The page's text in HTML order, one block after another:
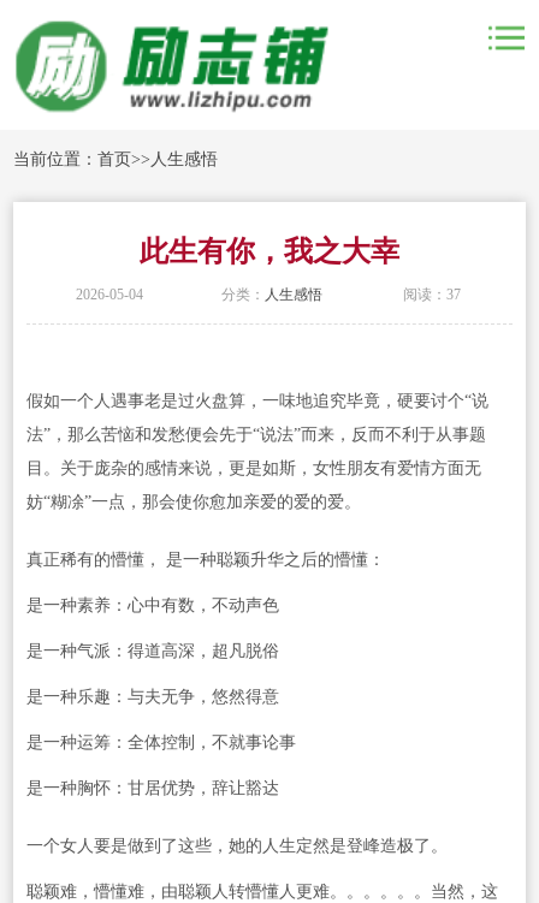
当前位置：首页>> 人生感悟
此生有你，我之大幸
2026-05-04 分类： 人生感悟 阅读：37
假如一个人遇事老是过火盘算，一味地追究毕竟，硬要讨个“说
法”，那么苦恼和发愁便会先于“说法”而来，反而不利于从事题
目。关于庞杂的感情来说，更是如斯，女性朋友有爱情方面无
妨“糊凃”一点，那会使你愈加亲爱的爱的爱。
真正稀有的懵懂， 是一种聪颖升华之后的懵懂：
是一种素养：心中有数，不动声色
是一种气派：得道高深，超凡脱俗
是一种乐趣：与夫无争，悠然得意
是一种运筹：全体控制，不就事论事
是一种胸怀：甘居优势，辞让豁达
一个女人要是做到了这些，她的人生定然是登峰造极了。
聪颖难，懵懂难，由聪颖人转懵懂人更难。。。。。。当然，这